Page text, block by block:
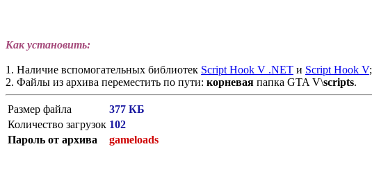
Как установить:
1. Наличие вспомогательных библиотек Script Hook V .NET и Script Hook V;
2. Файлы из архива переместить по пути: корневая папка GTA V\scripts.
Размер файла
377 КБ
Количество загрузок 102
Пароль от архива
gameloads